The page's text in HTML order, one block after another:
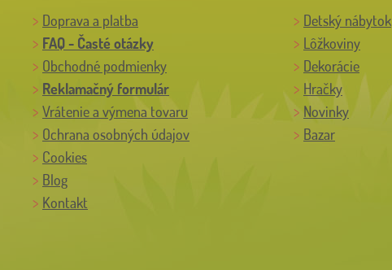
Doprava a platba
FAQ - Časté otázky
Obchodné podmienky
Reklamačný formulár
Vrátenie a výmena tovaru
Ochrana osobných údajov
Cookies
Blog
Kontakt
Detský nábytok
Lôžkoviny
Dekorácie
Hračky
Novinky
Bazar